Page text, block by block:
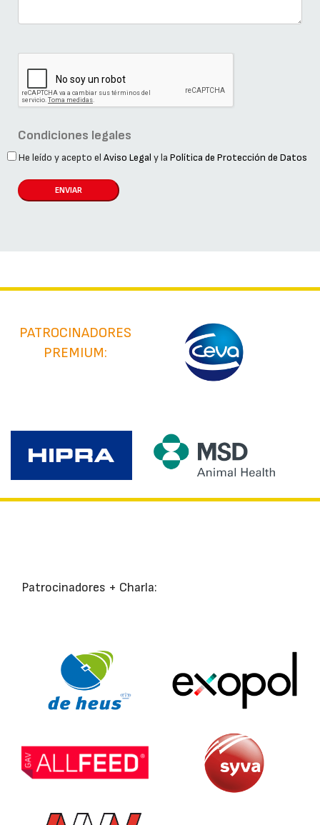
Condiciones legales
He leído y acepto el Aviso Legal y la Política de Protección de Datos
ENVIAR
PATROCINADORES
PREMIUM:
Patrocinadores + Charla: